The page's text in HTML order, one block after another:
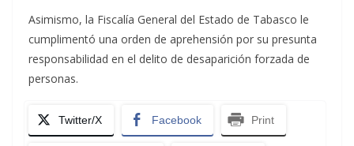
Asimismo, la Fiscalía General del Estado de Tabasco le
cumplimentó una orden de aprehensión por su presunta
responsabilidad en el delito de desaparición forzada de
personas.
Twitter/X Facebook Print